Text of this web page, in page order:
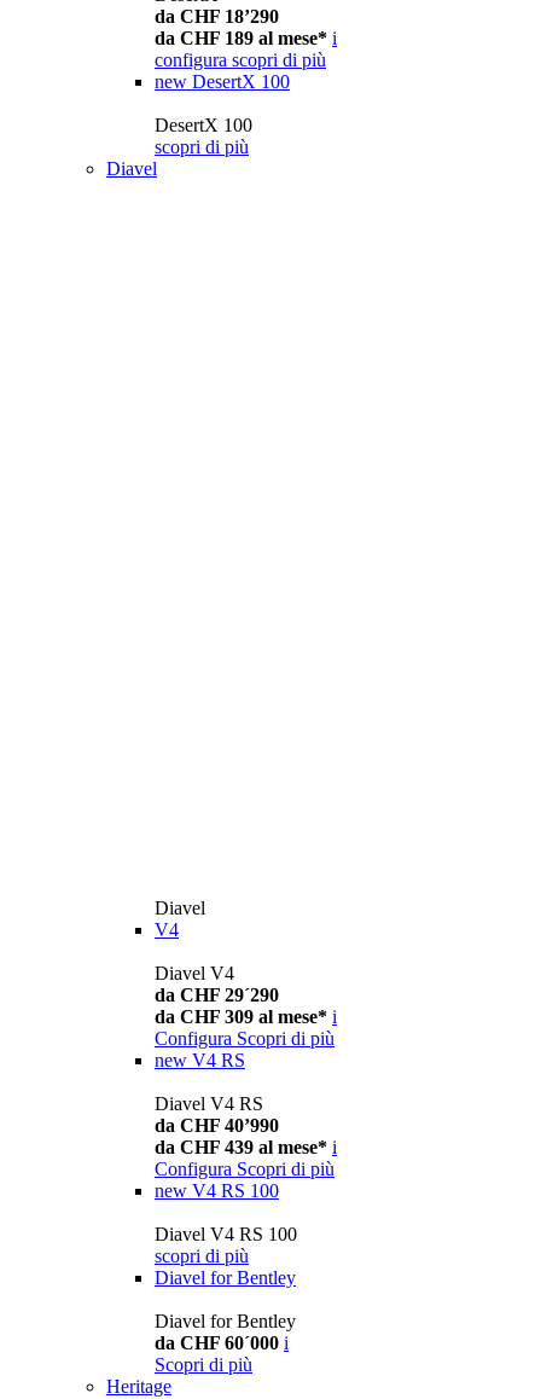
da CHF 18’290
da CHF 189 al mese* i
configura scopri di più
new DesertX 100
DesertX 100
scopri di più
Diavel
Diavel
V4
Diavel V4
da CHF 29´290
da CHF 309 al mese* i
Configura Scopri di più
new V4 RS
Diavel V4 RS
da CHF 40’990
da CHF 439 al mese* i
Configura Scopri di più
new V4 RS 100
Diavel V4 RS 100
scopri di più
Diavel for Bentley
Diavel for Bentley
da CHF 60´000 i
Scopri di più
Heritage